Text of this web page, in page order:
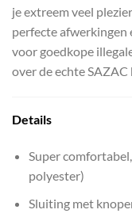
je extreem veel
perfecte afwerkingen
voor goedkope
over de echte
Details
Super
polyester)
Sluiting met